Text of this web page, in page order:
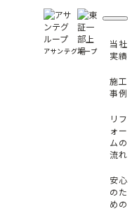
アサンテグループ
当社
実績
施工
事例
リフ
ォー
ムの
流れ
安心
のた
めの